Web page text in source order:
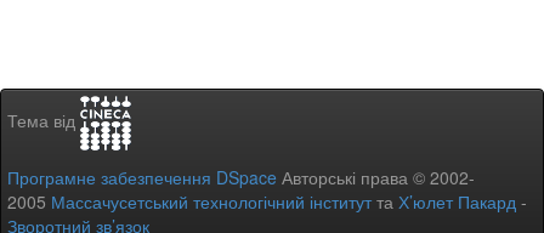
Тема від
Програмне забезпечення DSpace Авторські права © 2002-
2005 Массачусетський технологічний інститутта Х’юлет Пакард -
Зворотний зв’язок